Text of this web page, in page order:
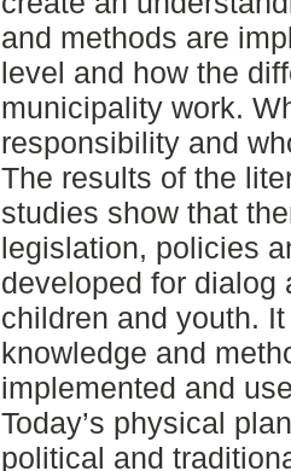
and methods are
level and how the
municipality work.
responsibility and
The results of the
studies show that
legislation, policies
developed for dialog
children and youth.
knowledge and
implemented and
Today’s physical
political and